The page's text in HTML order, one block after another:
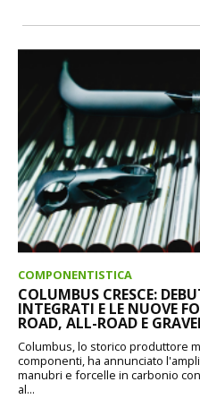
COMPONENTISTICA
COLUMBUS CRESCE:
INTEGRATI E LE NUOVE
ROAD, ALL-ROAD E
Columbus, lo storico produttore
componenti, ha annunciato
manubri e forcelle in carbonio
al...